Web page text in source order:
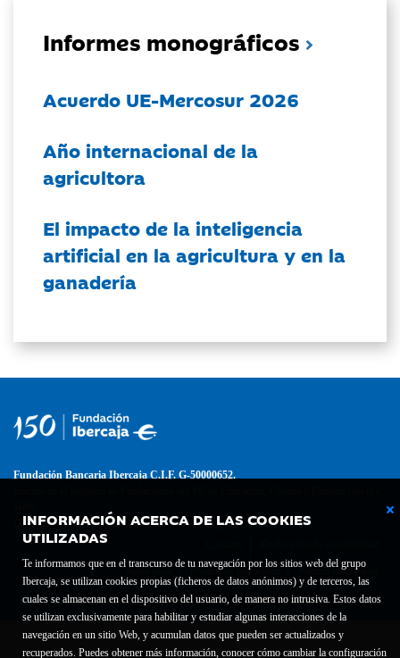
INFORMACIÓN ACERCA DE LAS COOKIES
UTILIZADAS
Te informamos que en el transcurso de tu navegación por los sitios web del grupo
Ibercaja, se utilizan cookies propias (ficheros de datos anónimos) y de terceros, las
cuales se almacenan en el dispositivo del usuario, de manera no intrusiva. Estos datos
se utilizan exclusivamente para habilitar y estudiar algunas interacciones de la
navegación en un sitio Web, y acumulan datos que pueden ser actualizados y
recuperados. Puedes obtener más información, conocer cómo cambiar la configuración
Informes monográficos
Acuerdo UE-Mercosur 2026
Año internacional de la
agricultora
El impacto de la inteligencia
artificial en la agricultura y en la
ganadería
Fundación Bancaria Ibercaja C.I.F. G-50000652.
Domicilio social: Joaquín Costa, 13. 50001 Zaragoza.
Política de privacidad Política de Cookies